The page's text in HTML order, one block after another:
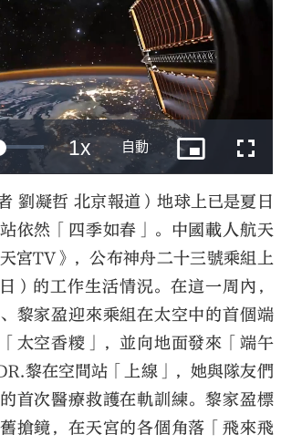
劉凝哲 北京報道）地球上已是夏日
依然「四季如春」。中國載人航天
宮TV》，公布神舟二十三號乘組上
）的工作生活情況。在這一周內，
黎家盈迎來乘組在太空中的首個端
太空香糭」，並向地面發來「端午
黎在空間站「上線」，她與隊友們
首次醫療救護在軌訓練。黎家盈標
搶鏡，在天宮的各個角落「飛來飛